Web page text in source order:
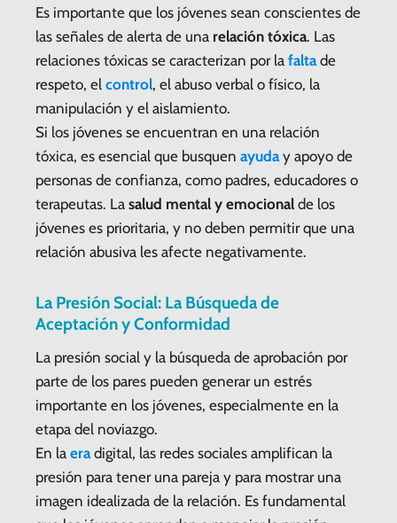
Es importante que los jóvenes sean conscientes de
las señales de alerta de una relación tóxica. Las
relaciones tóxicas se caracterizan por la faltade
respeto, el control, el abuso verbal o físico, la
manipulación y el aislamiento.
Si los jóvenes se encuentran en una relación
tóxica, es esencial que busquen ayuday apoyo de
personas de confianza, como padres, educadores o
terapeutas. La salud mental y emocional de los
jóvenes es prioritaria, y no deben permitir que una
relación abusiva les afecte negativamente.
La Presión Social: La Búsqueda de
Aceptación y Conformidad
La presión social y la búsqueda de aprobación por
parte de los pares pueden generar un estrés
importante en los jóvenes, especialmente en la
etapa del noviazgo.
En la eradigital, las redes sociales amplifican la
presión para tener una pareja y para mostrar una
imagen idealizada de la relación. Es fundamental